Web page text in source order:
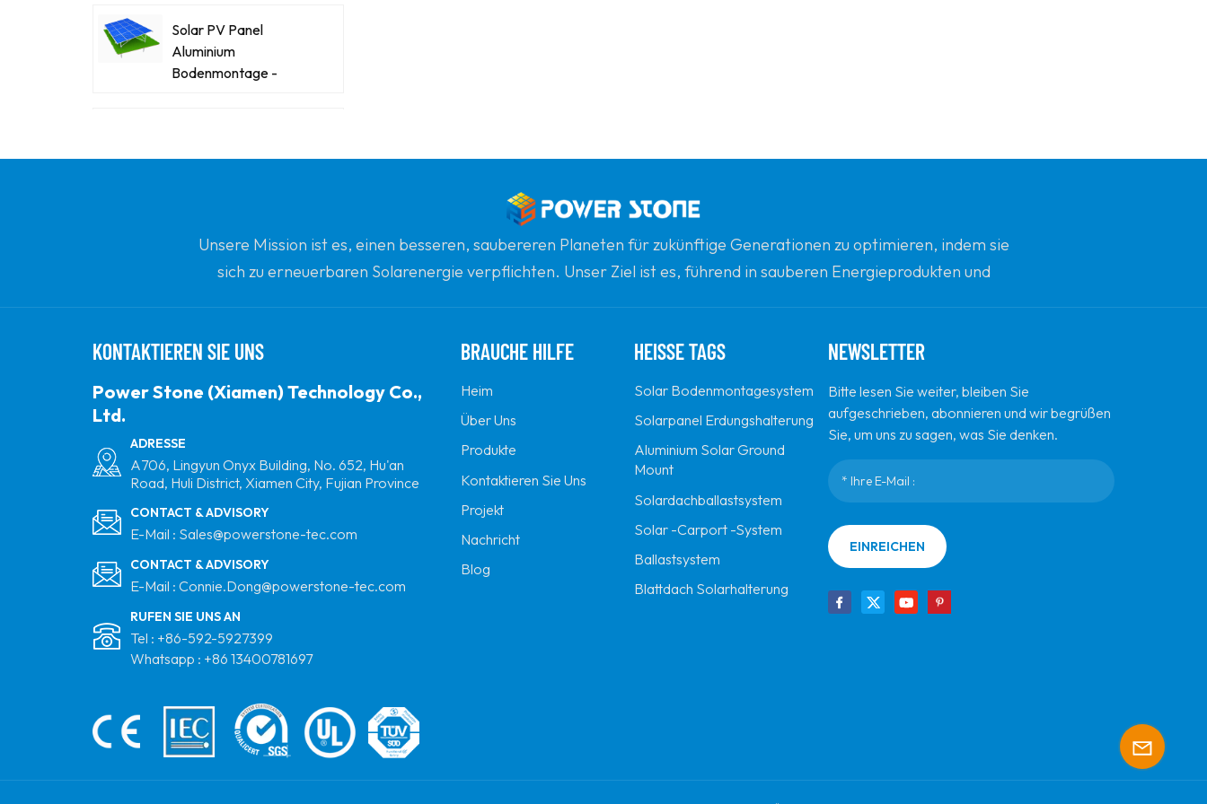
Solar PV Panel
Aluminium
Bodenmontage -
Flachdachdreiecke
Montagehalterung
Ballasted Flat Dach
Matrix Solar
Montagesystem
Metalldach Montage
Aluminium Solar Mini -
Schiene
Aluminiummatrix
Stativ Solar
Montagesystem
Metalldach Railless
Montage Solar Short
Rail Montagestruktur
Vertikale PV -Farmen
Montageklasse
Unsere Mission ist es, einen besseren, saubereren Planeten für zukünftige Generationen zu optimieren, indem sie
sich zu erneuerbaren Solarenergie verpflichten. Unser Ziel ist es, führend in sauberen Energieprodukten und
KONTAKTIEREN SIE UNS
Power Stone (Xiamen) Technology Co.,
Ltd.
ADRESSE
A706, Lingyun Onyx Building, No. 652, Hu'an
Road, Huli District, Xiamen City, Fujian Province
CONTACT & ADVISORY
E-Mail : Sales@powerstone-tec.com
CONTACT & ADVISORY
E-Mail : Connie.Dong@powerstone-tec.com
RUFEN SIE UNS AN
Tel : +86-592-5927399
Whatsapp : +86 13400781697
BRAUCHE HILFE
Heim
Über Uns
Produkte
Kontaktieren Sie Uns
Projekt
Nachricht
Blog
HEISSE TAGS
Solar Bodenmontagesystem
Solarpanel Erdungshalterung
Aluminium Solar Ground
Mount
Solardachballastsystem
Solar -Carport -System
Ballastsystem
Blattdach Solarhalterung
NEWSLETTER
Bitte lesen Sie weiter, bleiben Sie
aufgeschrieben, abonnieren und wir begrüßen
Sie, um uns zu sagen, was Sie denken.
EINREICHEN